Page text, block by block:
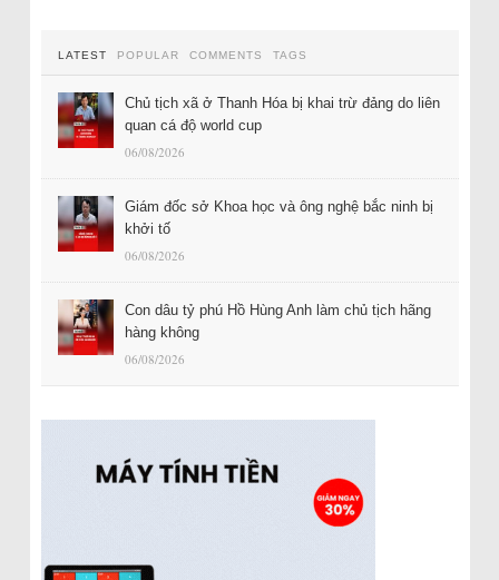
LATEST POPULAR COMMENTS TAGS
Chủ tịch xã ở Thanh Hóa bị khai trừ đảng do liên
quan cá độ world cup
06/08/2026
Giám đốc sở Khoa học và ông nghệ bắc ninh bị
khởi tố
06/08/2026
Con dâu tỷ phú Hồ Hùng Anh làm chủ tịch hãng
hàng không
06/08/2026